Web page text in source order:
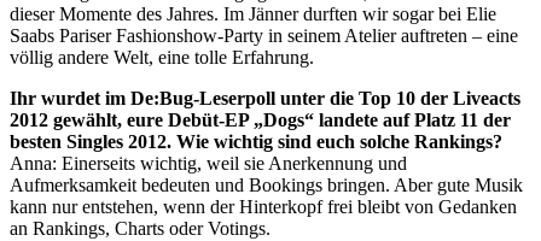
dieser Momente des Jahres. Im Jänner durften wir sogar bei Elie
Saabs Pariser Fashionshow-Party in seinem Atelier auftreten – eine
völlig andere Welt, eine tolle Erfahrung.
Ihr wurdet im De:Bug-Leserpoll unter die Top 10 der Liveacts
2012 gewählt, eure Debüt-EP „Dogs“ landete auf Platz 11 der
besten Singles 2012. Wie wichtig sind euch solche Rankings?
Anna: Einerseits wichtig, weil sie Anerkennung und
Aufmerksamkeit bedeuten und Bookings bringen. Aber gute Musik
kann nur entstehen, wenn der Hinterkopf frei bleibt von Gedanken
an Rankings, Charts oder Votings.